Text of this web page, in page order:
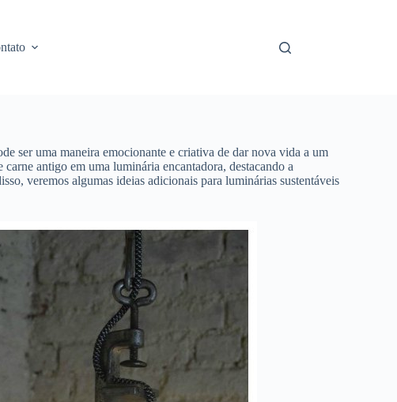
ser uma maneira emocionante e criativa de dar nova vida a um
antigo em uma luminária encantadora, destacando a
veremos algumas ideias adicionais para luminárias sustentáveis